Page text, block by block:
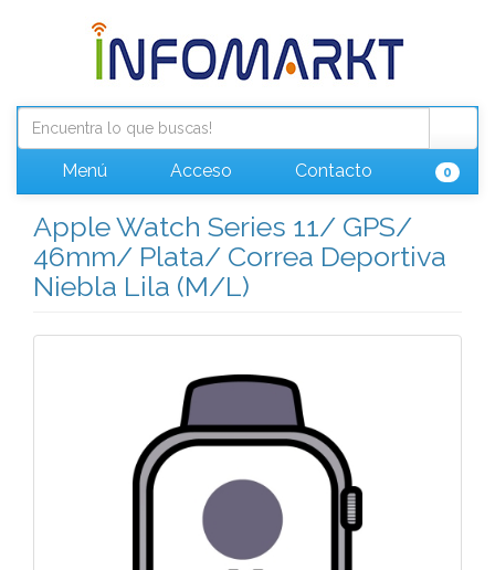
Menú Acceso Contacto 0
Apple Watch Series 11/ GPS/
46mm/ Plata/ Correa Deportiva
Niebla Lila (M/L)